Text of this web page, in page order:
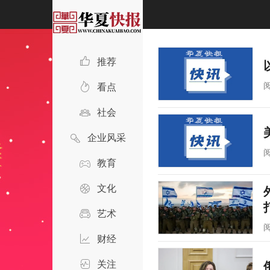
推荐
看点
社会
企业风采
教育
文化
艺术
财经
关注